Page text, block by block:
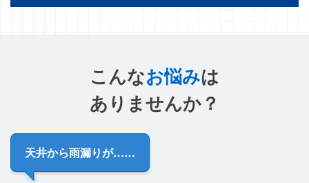
こんなお悩みは
ありませんか？
天井から雨漏りが……